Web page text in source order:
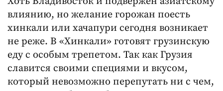
влиянию, но желание горожан поесть
хинкали или хачапури сегодня возникает
не реже. В «Хинкали» готовят грузинскую
еду с особым трепетом. Так как Грузия
славится своими специями и вкусом,
который невозможно перепутать ни с чем,